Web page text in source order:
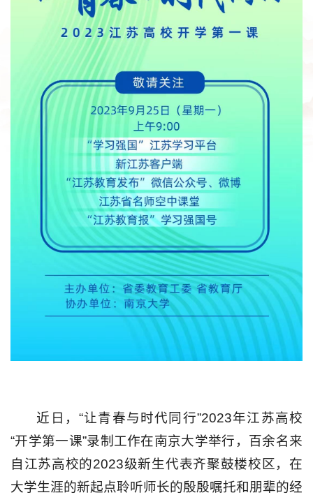
近日，“让青春与时代同行”2023年江苏高校
“开学第一课”录制工作在南京大学举行，百余名来
自江苏高校的2023级新生代表齐聚鼓楼校区，在
大学生涯的新起点聆听师长的殷殷嘱托和朋辈的经